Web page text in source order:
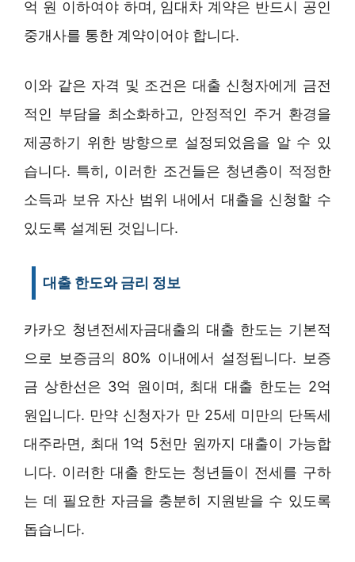
억 원 이하여야 하며, 임대차 계약은 반드시 공인
중개사를 통한 계약이어야 합니다.
이와 같은 자격 및 조건은 대출 신청자에게 금전
적인 부담을 최소화하고, 안정적인 주거 환경을
제공하기 위한 방향으로 설정되었음을 알 수 있
습니다. 특히, 이러한 조건들은 청년층이 적정한
소득과 보유 자산 범위 내에서 대출을 신청할 수
있도록 설계된 것입니다.
대출 한도와 금리 정보
카카오 청년전세자금대출의 대출 한도는 기본적
으로 보증금의 80% 이내에서 설정됩니다. 보증
금 상한선은 3억 원이며, 최대 대출 한도는 2억
원입니다. 만약 신청자가 만 25세 미만의 단독세
대주라면, 최대 1억 5천만 원까지 대출이 가능합
니다. 이러한 대출 한도는 청년들이 전세를 구하
는 데 필요한 자금을 충분히 지원받을 수 있도록
돕습니다.